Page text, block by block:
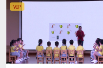
VIP